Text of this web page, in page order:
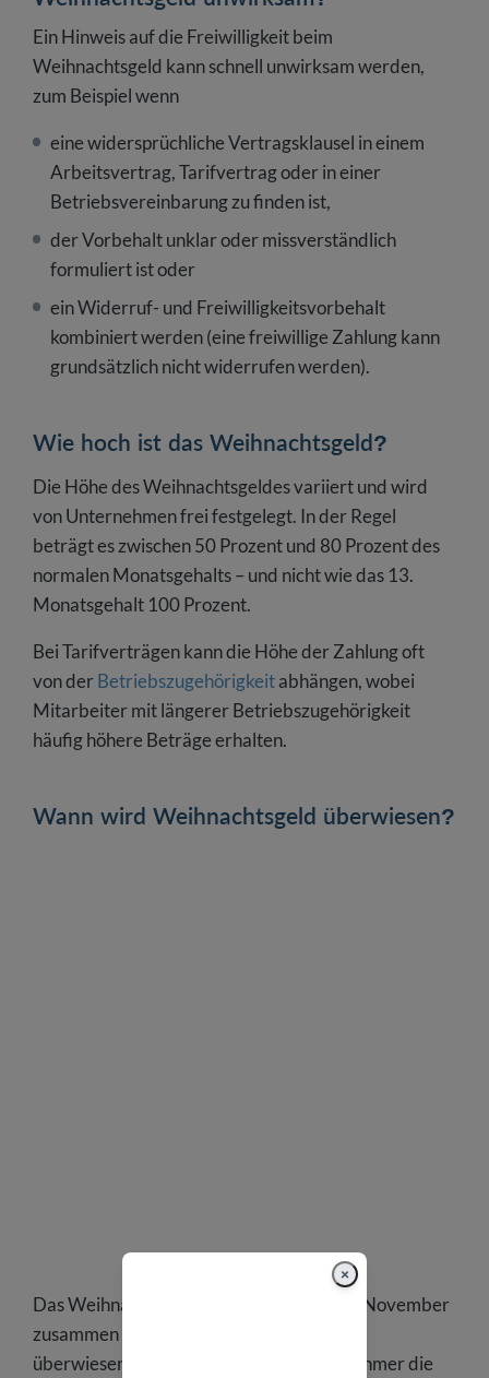
Ein Hinweis auf die Freiwilligkeit beim
Weihnachtsgeld kann schnell unwirksam werden,
zum Beispiel wenn
eine widersprüchliche Vertragsklausel in einem
Arbeitsvertrag, Tarifvertrag oder in einer
Betriebsvereinbarung zu finden ist,
der Vorbehalt unklar oder missverständlich
formuliert ist oder
ein Widerruf- und Freiwilligkeitsvorbehalt
kombiniert werden (eine freiwillige Zahlung kann
grundsätzlich nicht widerrufen werden).
Wie hoch ist das Weihnachtsgeld?
Die Höhe des Weihnachtsgeldes variiert und wird
von Unternehmen frei festgelegt. In der Regel
beträgt es zwischen 50 Prozent und 80 Prozent des
normalen Monatsgehalts – und nicht wie das 13.
Monatsgehalt 100 Prozent.
Bei Tarifverträgen kann die Höhe der Zahlung oft
von derBetriebszugehörigkeitabhängen, wobei
Mitarbeiter mit längerer Betriebszugehörigkeit
häufig höhere Beträge erhalten.
Wann wird Weihnachtsgeld überwiesen?
Das Weihnachtsgeld wird in der Regel im November
zusammen mit der Novemberabrechnung
überwiesen. Dadurch haben die Arbeitnehmer die
×